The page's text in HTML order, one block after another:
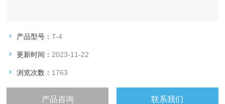
产品型号：T-4
更新时间： 2023-11-22
浏览次数： 1763
产品咨询 联系我们